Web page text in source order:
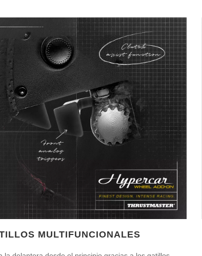
MULTIFUNCIONALES